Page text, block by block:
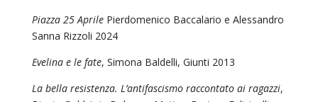
Piazza 25 AprilePierdomenico Baccalario e Alessandro
Sanna Rizzoli 2024
Evelina e le fate, Simona Baldelli, Giunti 2013
La bella resistenza. L’antifascismo raccontato ai ragazzi,